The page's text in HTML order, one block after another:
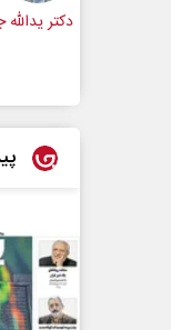
مسائل سیاسی